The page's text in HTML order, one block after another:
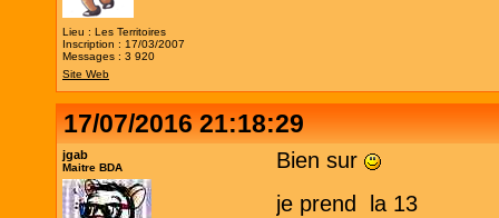
Lieu : Les Territoires
Inscription : 17/03/2007
Messages : 3 920
Site Web
17/07/2016 21:18:29
jgab
Maitre BDA
Bien sur
je prend la 13